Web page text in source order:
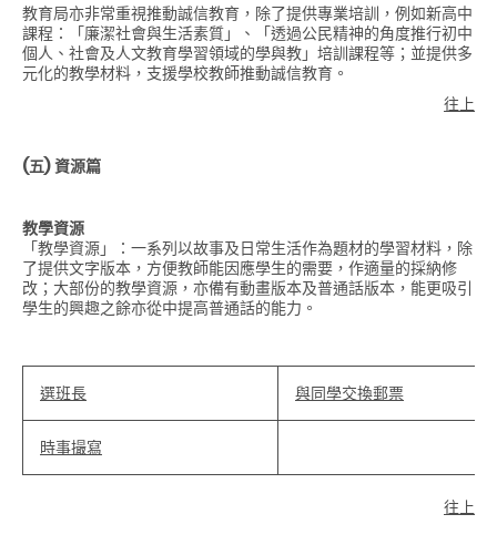
教育局亦非常重視推動誠信教育，除了提供專業培訓，例如新高中
課程：「廉潔社會與生活素質」、「透過公民精神的角度推行初中
個人、社會及人文教育學習領域的學與教」培訓課程等；並提供多
元化的教學材料，支援學校教師推動誠信教育。
往上
(五)資源篇
教學資源
「教學資源」：一系列以故事及日常生活作為題材的學習材料，除
了提供文字版本，方便教師能因應學生的需要，作適量的採納修
改；大部份的教學資源，亦備有動畫版本及普通話版本，能更吸引
學生的興趣之餘亦從中提高普通話的能力。
選班長 與同學交換郵票
時事撮寫
往上